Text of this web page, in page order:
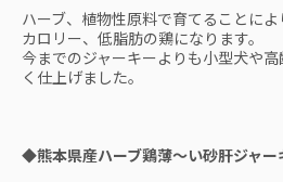
ハーブ、植物性原料で育てることに
カロリー、低脂肪の鶏になります。
今までのジャーキーよりも小型犬や
く仕上げました。
◆熊本県産ハーブ鶏薄～い砂肝ジャー